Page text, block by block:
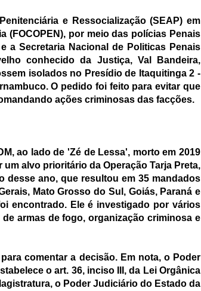
e Ressocialização (SEAP) em
(FOCOPEN), por meio das polícias Penais
a Secretaria Nacional de Politicas Penais
conhecido da Justiça, Val Bandeira,
isolados no Presídio de Itaquitinga 2 -
O pedido foi feito para evitar que
ações criminosas das facções.
ao lado de 'Zé de Lessa', morto em 2019
alvo prioritário da Operação Tarja Preta,
desse ano, que resultou em 35 mandados
Mato Grosso do Sul, Goiás, Paraná e
encontrado. Ele é investigado por vários
armas de fogo, organização criminosa e
comentar a decisão. Em nota, o Poder
o art. 36, inciso III, da Lei Orgânica
o Poder Judiciário do Estado da